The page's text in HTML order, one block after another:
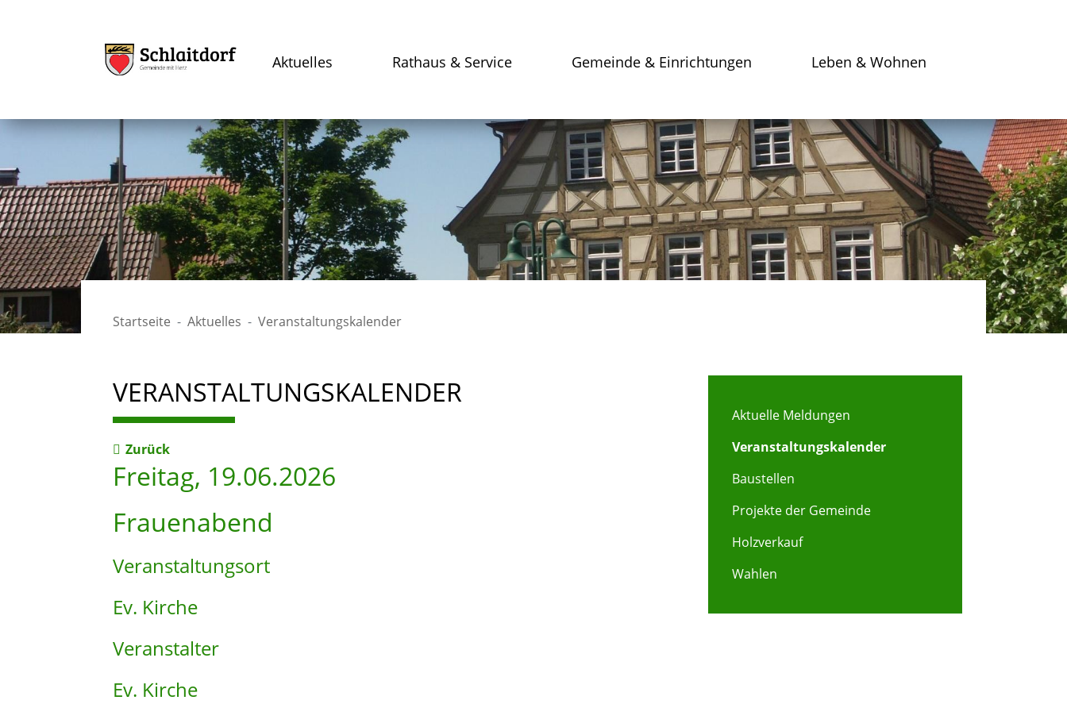
Aktuelles Rathaus & Service Gemeinde & Einrichtungen Leben & Wohnen
Startseite Aktuelles Veranstaltungskalender
VERANSTALTUNGSKALENDER
Zurück
Freitag, 19.06.2026
Frauenabend
Veranstaltungsort
Ev. Kirche
Veranstalter
Ev. Kirche
Aktuelle Meldungen
Veranstaltungskalender
Baustellen
Projekte der Gemeinde
Holzverkauf
Wahlen